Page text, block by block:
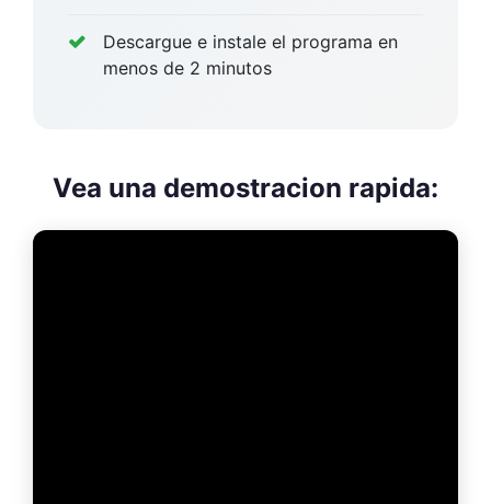
Descargue e instale el programa en
menos de 2 minutos
Vea una demostracion rapida: